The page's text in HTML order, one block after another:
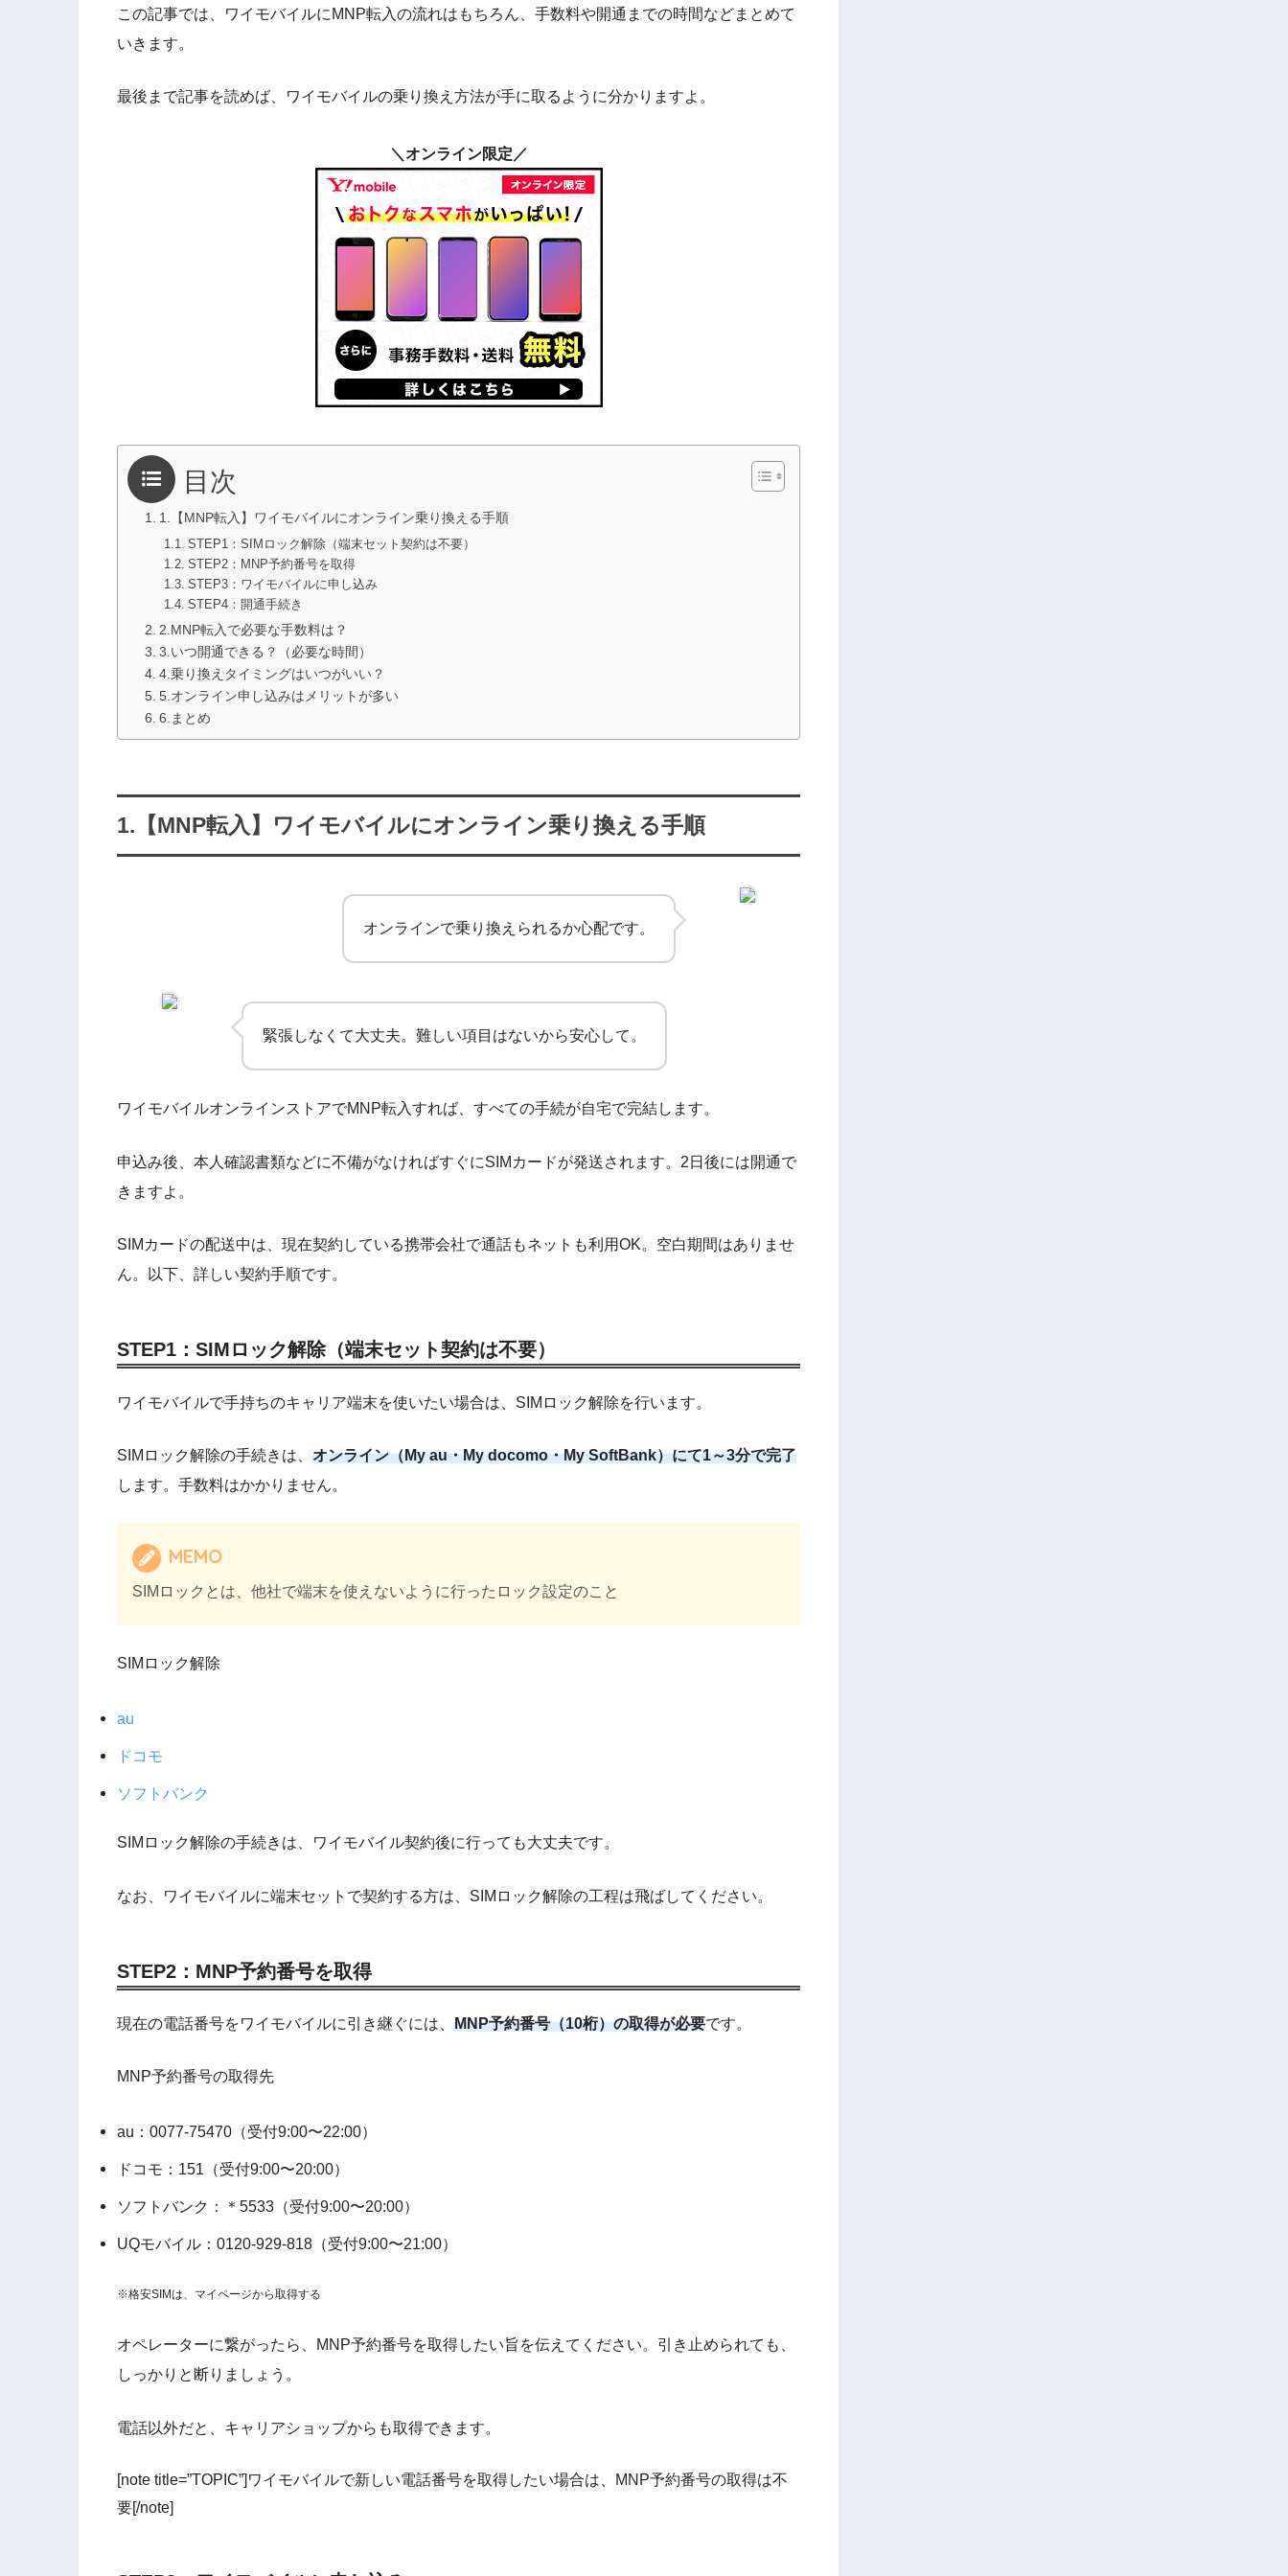
この記事では、ワイモバイルにMNP転入の流れはもちろん、手数料や開通までの時間などまとめて
いきます。
最後まで記事を読めば、ワイモバイルの乗り換え方法が手に取るように分かりますよ。
＼オンライン限定／
目次
1.【MNP転入】ワイモバイルにオンライン乗り換える手順
STEP1：SIMロック解除（端末セット契約は不要）
STEP2：MNP予約番号を取得
STEP3：ワイモバイルに申し込み
STEP4：開通手続き
2.MNP転入で必要な手数料は？
3.いつ開通できる？（必要な時間）
4.乗り換えタイミングはいつがいい？
5.オンライン申し込みはメリットが多い
6.まとめ
1.【MNP転入】ワイモバイルにオンライン乗り換える手順
オンラインで乗り換えられるか心配です。
緊張しなくて大丈夫。難しい項目はないから安心して。
ワイモバイルオンラインストアでMNP転入すれば、すべての手続が自宅で完結します。
申込み後、本人確認書類などに不備がなければすぐにSIMカードが発送されます。2日後には開通で
きますよ。
SIMカードの配送中は、現在契約している携帯会社で通話もネットも利用OK。空白期間はありませ
ん。以下、詳しい契約手順です。
STEP1：SIMロック解除（端末セット契約は不要）
ワイモバイルで手持ちのキャリア端末を使いたい場合は、SIMロック解除を行います。
SIMロック解除の手続きは、 オンライン（My au・My docomo・My SoftBank）にて1～3分で完了
します。手数料はかかりません。
MEMO
SIMロックとは、他社で端末を使えないように行ったロック設定のこと
SIMロック解除
au
ドコモ
ソフトバンク
SIMロック解除の手続きは、ワイモバイル契約後に行っても大丈夫です。
なお、ワイモバイルに端末セットで契約する方は、SIMロック解除の工程は飛ばしてください。
STEP2：MNP予約番号を取得
現在の電話番号をワイモバイルに引き継ぐには、 MNP予約番号（10桁）の取得が必要です。
MNP予約番号の取得先
au：0077-75470（受付9:00〜22:00）
ドコモ：151（受付9:00〜20:00）
ソフトバンク：＊5533（受付9:00〜20:00）
UQモバイル：0120-929-818（受付9:00〜21:00）
※格安SIMは、マイページから取得する
オペレーターに繋がったら、MNP予約番号を取得したい旨を伝えてください。引き止められても、
しっかりと断りましょう。
電話以外だと、キャリアショップからも取得できます。
[note title=”TOPIC”]ワイモバイルで新しい電話番号を取得したい場合は、MNP予約番号の取得は不
要[/note]